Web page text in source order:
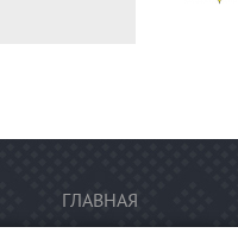
ГЛАВНАЯ